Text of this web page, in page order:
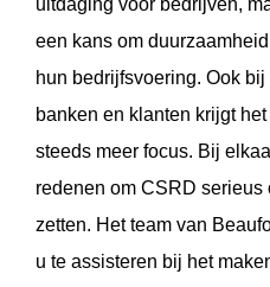
uitdaging voor bedrijven,
een kans om
hun bedrijfsvoering. Ook
banken en klanten krijgt
steeds meer focus. Bij
redenen om CSRD serieus
zetten. Het team van
u te assisteren bij het